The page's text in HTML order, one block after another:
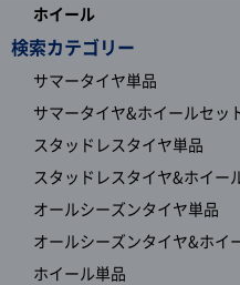
ホイール
検索カテゴリー
サマータイヤ単品
サマータイヤ&ホイールセッ
スタッドレスタイヤ単品
スタッドレスタイヤ&ホイー
オールシーズンタイヤ単品
オールシーズンタイヤ&ホイ
ホイール単品